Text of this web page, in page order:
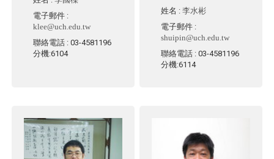
電子郵件 :
klee@uch.edu.tw
聯絡電話 : 03-4581196
分機:6104
姓名 :李水彬
電子郵件 :
shuipin@uch.edu.tw
聯絡電話 : 03-4581196
分機:6114